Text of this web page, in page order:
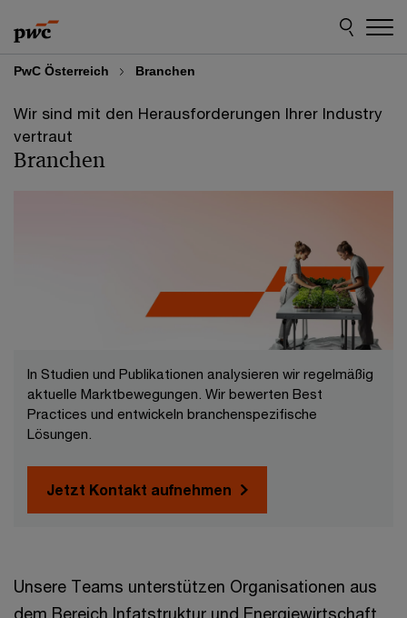
to
content
to
footer
PwC Österreich Branchen
Wir sind mit den Herausforderungen Ihrer Industry
vertraut
Branchen
In Studien und Publikationen analysieren wir regelmäßig
aktuelle Marktbewegungen. Wir bewerten Best
Practices und entwickeln branchenspezifische
Lösungen.
Jetzt Kontakt aufnehmen
Unsere Teams unterstützen Organisationen aus
dem Bereich Infatstruktur und Energiewirtschaft